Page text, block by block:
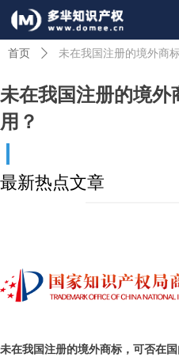
未在我国注册的境外
用？
首页 ꄲ 未在我国注册的境外商
未在我国注册的境外商标，可否在国
最新热点文章